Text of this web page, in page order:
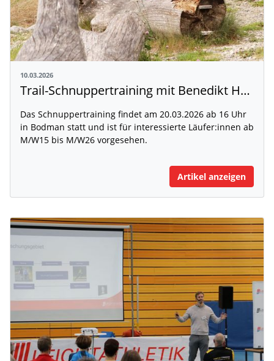
10.03.2026
Trail-Schnuppertraining mit Benedikt Hoffmann im Bezirk Hegau-Bodensee
Das Schnuppertraining findet am 20.03.2026 ab 16 Uhr
in Bodman statt und ist für interessierte Läufer:innen ab
M/W15 bis M/W26 vorgesehen.
Artikel anzeigen